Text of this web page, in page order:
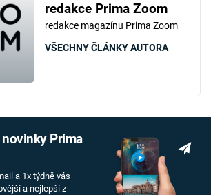
redakce Prima Zoom
redakce magazínu Prima Zoom
VŠECHNY ČLÁNKY AUTORA
Prima
a 1x týdně vás
a nejlepší z